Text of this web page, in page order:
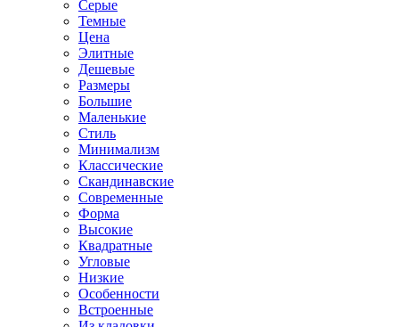
Серые
Темные
Цена
Элитные
Дешевые
Размеры
Большие
Маленькие
Стиль
Минимализм
Классические
Скандинавские
Современные
Форма
Высокие
Квадратные
Угловые
Низкие
Особенности
Встроенные